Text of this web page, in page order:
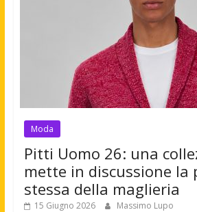
Moda
Pitti Uomo 26: una
mette in discussione la
stessa della maglieria
15 Giugno 2026 Massimo Lupo